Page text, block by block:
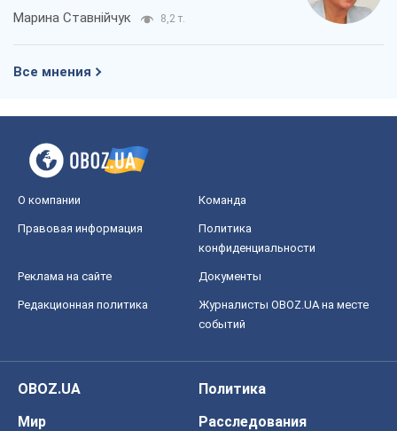
Марина Ставнійчук 8,2 т.
Все мнения
О компании Команда
Правовая информация
Политика
конфиденциальности
Реклама на сайте Документы
Редакционная политика
Журналисты OBOZ.UA на месте
событий
OBOZ.UA
Политика
Мир
Расследования